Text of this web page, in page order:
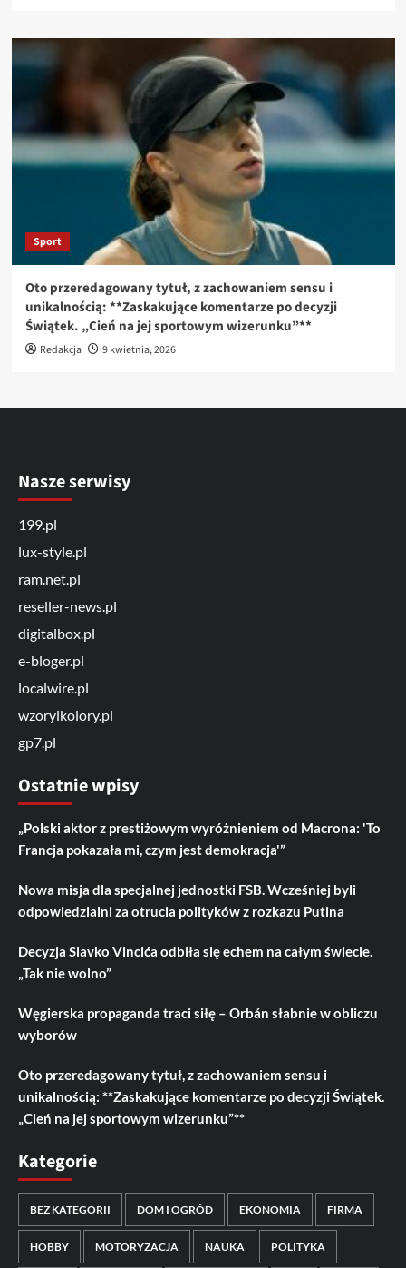
Sport
Oto przeredagowany tytuł, z zachowaniem sensu i
unikalnością: **Zaskakujące komentarze po decyzji
Świątek. „Cień na jej sportowym wizerunku”**
Redakcja 9 kwietnia, 2026
Nasze serwisy
199.pl
lux-style.pl
ram.net.pl
reseller-news.pl
digitalbox.pl
e-bloger.pl
localwire.pl
wzoryikolory.pl
gp7.pl
Ostatnie wpisy
„Polski aktor z prestiżowym wyróżnieniem od Macrona: 'To
Francja pokazała mi, czym jest demokracja'”
Nowa misja dla specjalnej jednostki FSB. Wcześniej byli
odpowiedzialni za otrucia polityków z rozkazu Putina
Decyzja Slavko Vincića odbiła się echem na całym świecie.
„Tak nie wolno”
Węgierska propaganda traci siłę – Orbán słabnie w obliczu
wyborów
Oto przeredagowany tytuł, z zachowaniem sensu i
unikalnością: **Zaskakujące komentarze po decyzji Świątek.
„Cień na jej sportowym wizerunku”**
Kategorie
BEZ KATEGORII DOM I OGRÓD EKONOMIA FIRMA
HOBBY MOTORYZACJA NAUKA POLITYKA